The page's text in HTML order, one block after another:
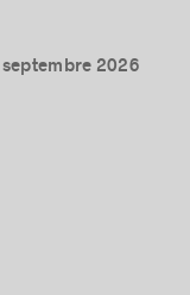
septembre 2026